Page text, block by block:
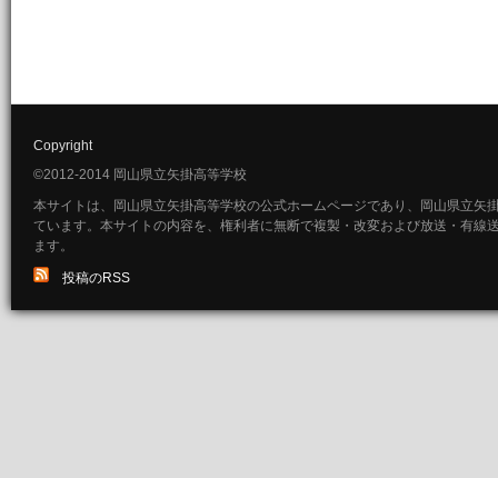
Copyright
©2012-2014 岡山県立矢掛高等学校
本サイトは、岡山県立矢掛高等学校の公式ホームページであり、岡山県立矢
ています。本サイトの内容を、権利者に無断で複製・改変および放送・有線
ます。
投稿のRSS